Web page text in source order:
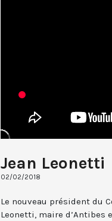
Jean Leonetti
02/02/2018
Le nouveau président du
Leonetti, maire d’Antibes